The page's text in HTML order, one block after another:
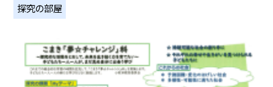
探究の部屋